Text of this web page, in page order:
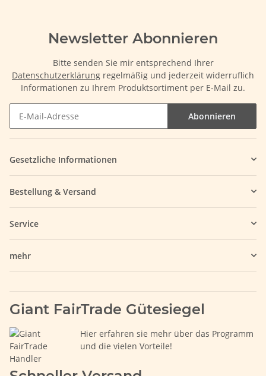
Newsletter Abonnieren
Bitte senden Sie mir entsprechend Ihrer
Datenschutzerklärung regelmäßig und jederzeit widerruflich
Informationen zu Ihrem Produktsortiment per E-Mail zu.
Abonnieren
Gesetzliche Informationen
Bestellung & Versand
Service
mehr
Giant FairTrade Gütesiegel
Hier erfahren sie mehr über das Programm
und die vielen Vorteile!